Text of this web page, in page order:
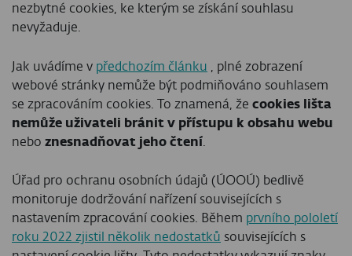
nezbytné cookies, ke kterým se získání souhlasu
nevyžaduje.
Jak uvádíme v předchozím článku , plné zobrazení
webové stránky nemůže být podmiňováno souhlasem
se zpracováním cookies. To znamená, že cookies lišta
nemůže uživateli bránit v přístupu k obsahu webu
nebo znesnadňovat jeho čtení
Úřad pro ochranu osobních údajů (ÚOOÚ) bedlivě
monitoruje dodržování nařízení souvisejících s
nastavením zpracování cookies. Během prvního pololetí
roku 2022 zjistil několik nedostatků souvisejících s